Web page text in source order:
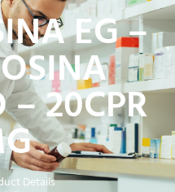
EG –
– 20CPR
Details